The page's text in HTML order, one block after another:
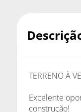
TERRENO À
Excelente
construção!